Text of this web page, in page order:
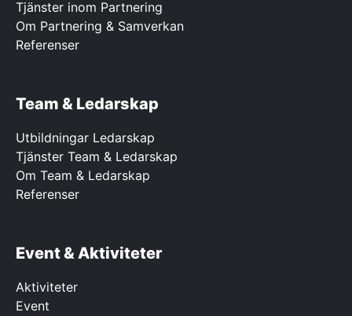
Tjänster inom Partnering
Om Partnering & Samverkan
Referenser
Team & Ledarskap
Utbildningar Ledarskap
Tjänster Team & Ledarskap
Om Team & Ledarskap
Referenser
Event & Aktiviteter
Aktiviteter
Event